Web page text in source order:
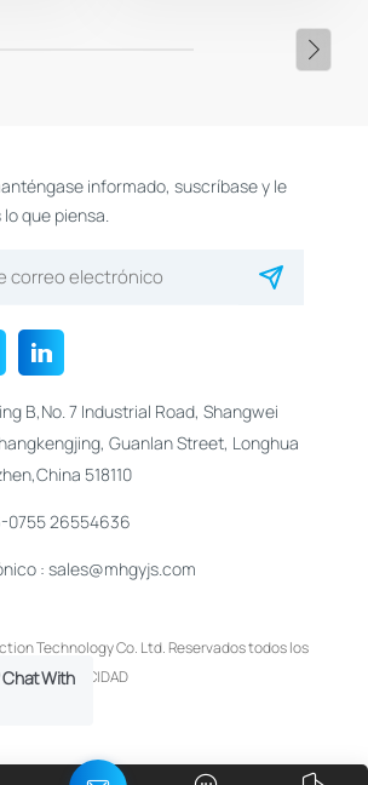
informado, suscríbase y le
que piensa.
B,No. 7 Industrial Road, Shangwei
Guanlan Street, Longhua
518110
0755 26554636
: sales@mhgyjs.com
Technology Co. Ltd. Reservados todos los
DE PRIVACIDAD
Chat With